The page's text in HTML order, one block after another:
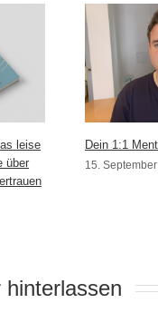
leise
über
Dein 1:1
15.
hinterlassen